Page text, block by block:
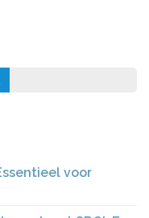
voor